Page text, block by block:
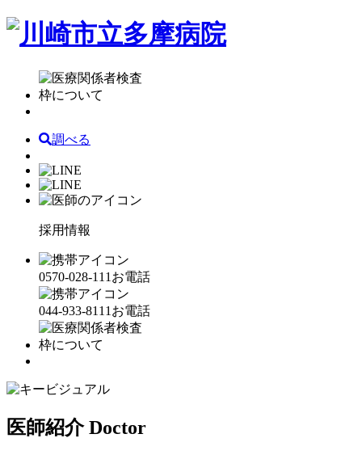
調べる
採用情報
0570-028-111 お電話
044-933-8111 お電話
医師紹介 Doctor